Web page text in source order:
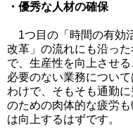
・優秀な人材の確保
1つ目の「時間の有効
改革」の流れにも沿っ
で、生産性を向上させる
必要のない業務につい
わけで、そもそも通勤
のための肉体的な疲労
は向上するはずです。